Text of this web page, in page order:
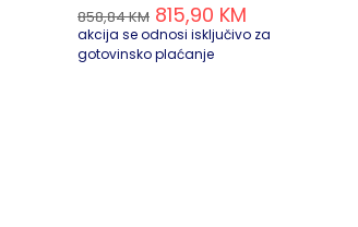
858,84KM 815,90 KM
akcija se odnosi isključivo za
gotovinsko plaćanje